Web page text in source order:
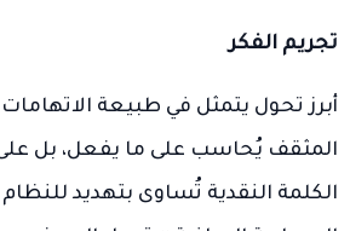
تجريم الفكر
أبرز تحول يتمثل في طبيعة
المثقف يُحاسب على ما يفعل، بل على
الكلمة النقدية تُساوى بتهديد